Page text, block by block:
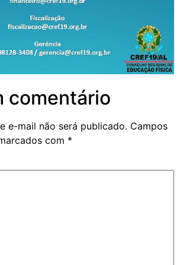
comentário
e-mail não será publicado. Campos
com *